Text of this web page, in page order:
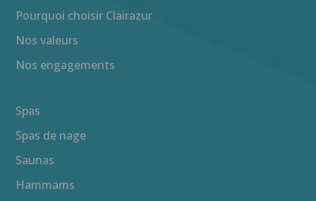
Pourquoi choisir Clairazur
Nos valeurs
Nos engagements
Spas
Spas de nage
Saunas
Hammams